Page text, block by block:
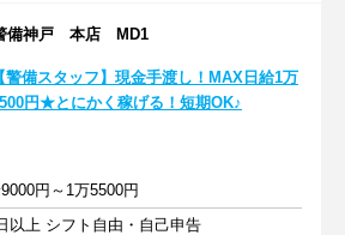
備神戸 本店 MD1
【警備スタッフ】現金手渡し！MAX日給1万
円★とにかく稼げる！短期OK♪
9000円～1万5500円
以上 シフト自由・自己申告